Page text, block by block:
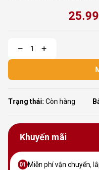
Trạng thái: Còn hàng
Khuyến mãi
01 Miễn phí vận chuyển,